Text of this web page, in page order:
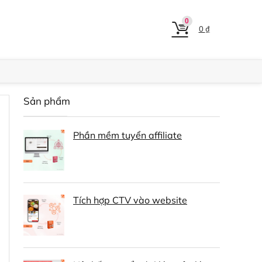
0
0₫
Sản phẩm
Phần mềm tuyển affiliate
Tích hợp CTV vào website